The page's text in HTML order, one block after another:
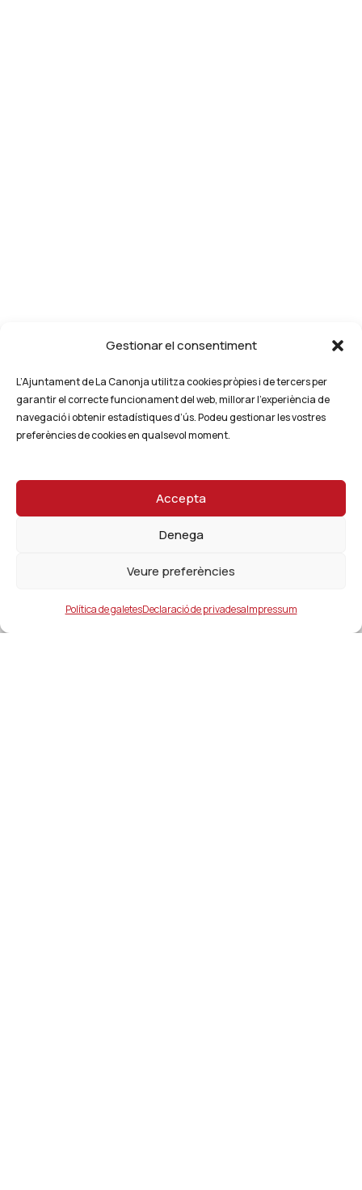
Gestionar el consentiment
L’Ajuntament de La Canonja utilitza cookies pròpies i de tercers per
garantir el correcte funcionament del web, millorar l’experiència de
navegació i obtenir estadístiques d’ús. Podeu gestionar les vostres
preferències de cookies en qualsevol moment.
Accepta
Denega
Veure preferències
Política de galetesDeclaració de privadesaImpressum